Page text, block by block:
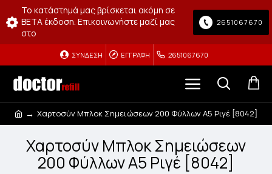
Το κατάστημά μας βρίσκεται ακόμη σε
BETA έκδοση. Επικοινωνήστε μαζί μας
στο
2651067670
ΣΎΝΔΕΣΗ ΕΓΓΡΑΦΉ 2651067670
Χαρτοσύν Μπλοκ Σημειώσεων 200 Φύλλων A5 Ριγέ [8042]
Χαρτοσύν Μπλοκ Σημειώσεων
200 Φύλλων A5 Ριγέ [8042]